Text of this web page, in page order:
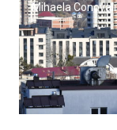
Mihaela Conovali